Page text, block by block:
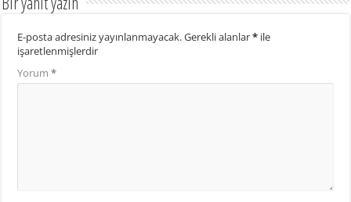
E-posta adresiniz yayınlanmayacak.Gerekli alanlar* ile
işaretlenmişlerdir
Yorum*